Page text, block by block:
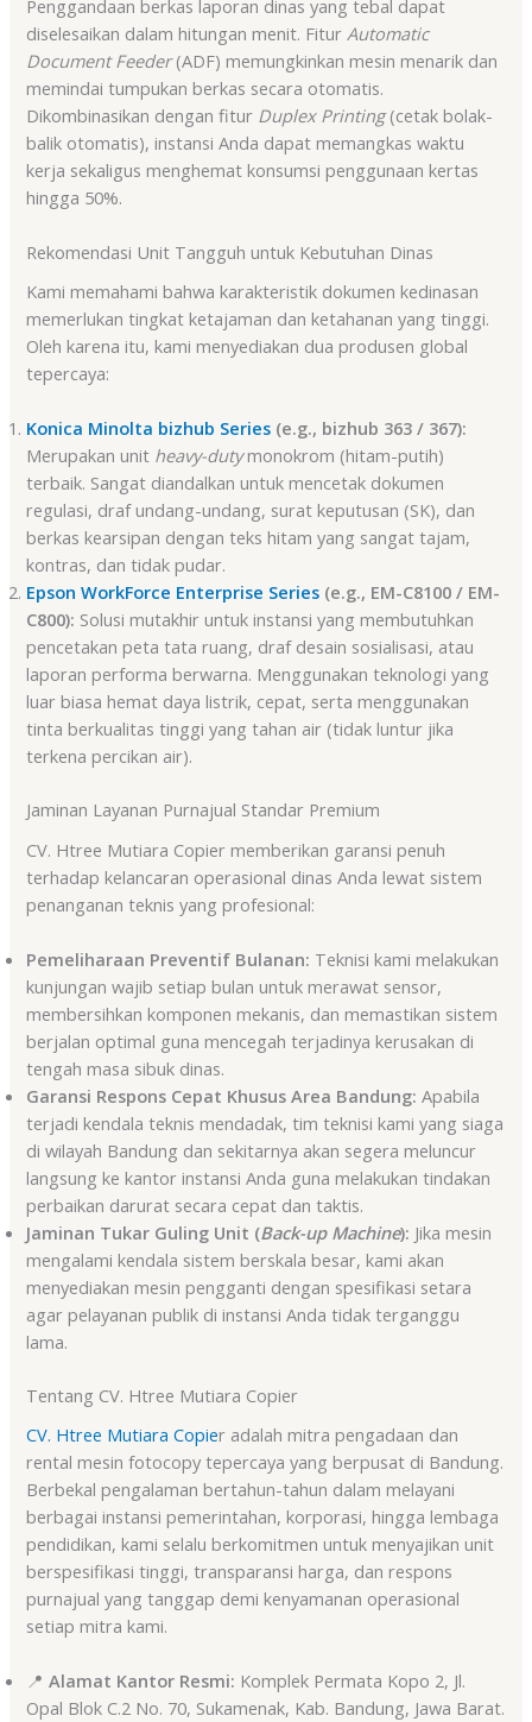
Penggandaan berkas laporan dinas yang tebal dapat
diselesaikan dalam hitungan menit. Fitur Automatic
Document Feeder(ADF) memungkinkan mesin menarik dan
memindai tumpukan berkas secara otomatis.
Dikombinasikan dengan fitur Duplex Printing(cetak bolak-
balik otomatis), instansi Anda dapat memangkas waktu
kerja sekaligus menghemat konsumsi penggunaan kertas
hingga 50%.
Rekomendasi Unit Tangguh untuk Kebutuhan Dinas
Kami memahami bahwa karakteristik dokumen kedinasan
memerlukan tingkat ketajaman dan ketahanan yang tinggi.
Oleh karena itu, kami menyediakan dua produsen global
tepercaya:
Konica Minolta bizhub Series (e.g., bizhub 363 / 367):
Merupakan unit heavy-dutymonokrom (hitam-putih)
terbaik. Sangat diandalkan untuk mencetak dokumen
regulasi, draf undang-undang, surat keputusan (SK), dan
berkas kearsipan dengan teks hitam yang sangat tajam,
kontras, dan tidak pudar.
Epson WorkForce Enterprise Series (e.g., EM-C8100 / EM-
C800): Solusi mutakhir untuk instansi yang membutuhkan
pencetakan peta tata ruang, draf desain sosialisasi, atau
laporan performa berwarna. Menggunakan teknologi yang
luar biasa hemat daya listrik, cepat, serta menggunakan
tinta berkualitas tinggi yang tahan air (tidak luntur jika
terkena percikan air).
Jaminan Layanan Purnajual Standar Premium
CV. Htree Mutiara Copier memberikan garansi penuh
terhadap kelancaran operasional dinas Anda lewat sistem
penanganan teknis yang profesional:
Pemeliharaan Preventif Bulanan: Teknisi kami melakukan
kunjungan wajib setiap bulan untuk merawat sensor,
membersihkan komponen mekanis, dan memastikan sistem
berjalan optimal guna mencegah terjadinya kerusakan di
tengah masa sibuk dinas.
Garansi Respons Cepat Khusus Area Bandung: Apabila
terjadi kendala teknis mendadak, tim teknisi kami yang siaga
di wilayah Bandung dan sekitarnya akan segera meluncur
langsung ke kantor instansi Anda guna melakukan tindakan
perbaikan darurat secara cepat dan taktis.
Jaminan Tukar Guling Unit (Back-up Machine): Jika mesin
mengalami kendala sistem berskala besar, kami akan
menyediakan mesin pengganti dengan spesifikasi setara
agar pelayanan publik di instansi Anda tidak terganggu
lama.
Tentang CV. Htree Mutiara Copier
CV. Htree Mutiara Copier adalah mitra pengadaan dan
rental mesin fotocopy tepercaya yang berpusat di Bandung.
Berbekal pengalaman bertahun-tahun dalam melayani
berbagai instansi pemerintahan, korporasi, hingga lembaga
pendidikan, kami selalu berkomitmen untuk menyajikan unit
berspesifikasi tinggi, transparansi harga, dan respons
purnajual yang tanggap demi kenyamanan operasional
setiap mitra kami.
📍Alamat Kantor Resmi: Komplek Permata Kopo 2, Jl.
Opal Blok C.2 No. 70, Sukamenak, Kab. Bandung, Jawa Barat.